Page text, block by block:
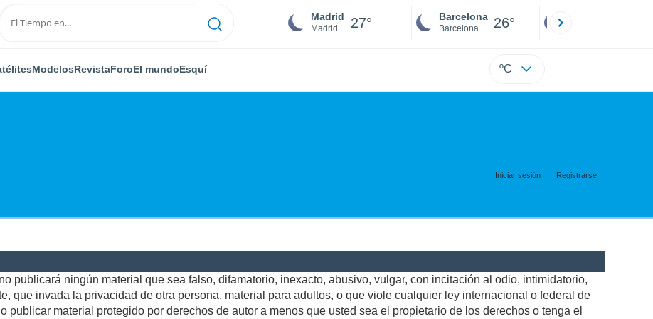
Madrid
Madrid 27° Barcelona
Barcelona 26°
ModelosRevistaForoEl mundoEsquí ºC
Iniciar sesión Registrarse
publicará ningún material que sea falso, difamatorio, inexacto, abusivo, vulgar, con incitación al odio, intimidatorio,
que invada la privacidad de otra persona, material para adultos, o que viole cualquier ley internacional o federal de
publicar material protegido por derechos de autor a menos que usted sea el propietario de los derechos o tenga el